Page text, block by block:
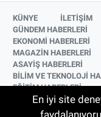
KÜNYE İLETİŞİM
GÜNDEM HABERLERİ
EKONOMİ HABERLERİ
MAGAZİN HABERLERİ
ASAYİŞ HABERLERİ
BİLİM VE TEKNOLOJİ
EĞİTİM HABERLERİ
SAĞLIK HABERLERİ
YEREL HABERLER
En iyi site